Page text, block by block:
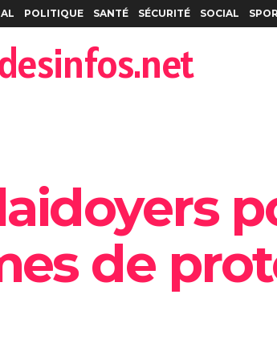
POLITIQUE SANTÉ SÉCURITÉ SOCIAL
de